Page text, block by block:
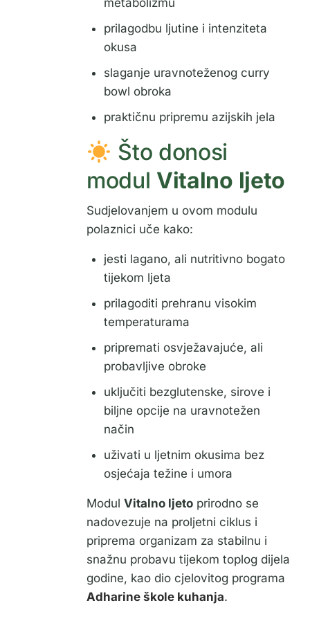
metabolizmu
prilagodbu ljutine i intenziteta
okusa
slaganje uravnoteženog curry
bowl obroka
praktičnu pripremu azijskih jela
Što donosi
modul Vitalno ljeto
Sudjelovanjem u ovom modulu
polaznici uče kako:
jesti lagano, ali nutritivno bogato
tijekom ljeta
prilagoditi prehranu visokim
temperaturama
pripremati osvježavajuće, ali
probavljive obroke
uključiti bezglutenske, sirove i
biljne opcije na uravnotežen
način
uživati u ljetnim okusima bez
osjećaja težine i umora
Modul Vitalno ljeto prirodno se
nadovezuje na proljetni ciklus i
priprema organizam za stabilnu i
snažnu probavu tijekom toplog dijela
godine, kao dio cjelovitog programa
Adharine škole kuhanja.